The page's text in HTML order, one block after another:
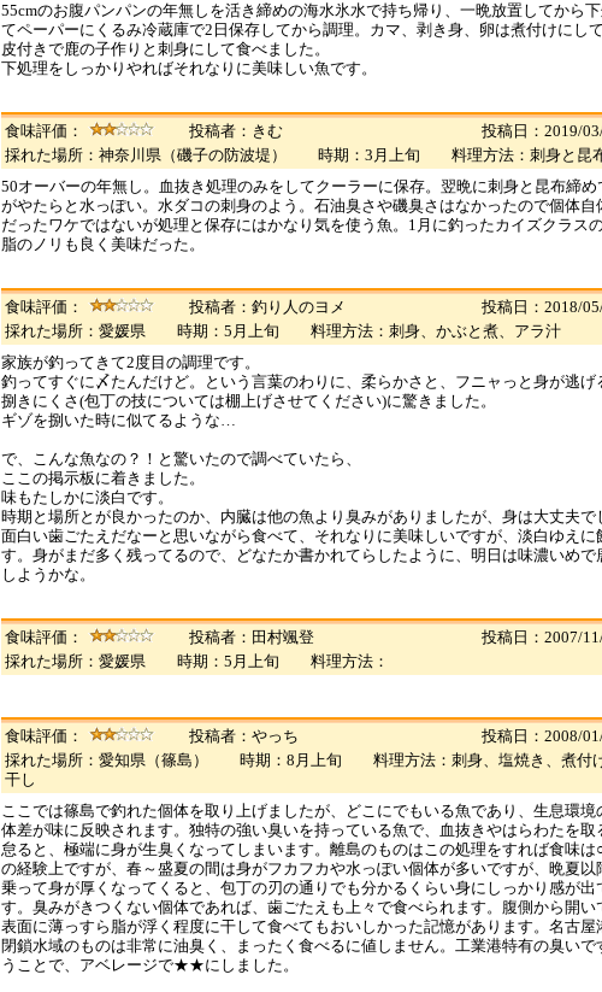
55cmのお腹パンパンの年無しを活き締めの海水氷水で持ち帰り、一晩放置してから
てペーパーにくるみ冷蔵庫で2日保存してから調理。カマ、剥き身、卵は煮付けにし
皮付きで鹿の子作りと刺身にして食べました。
下処理をしっかりやればそれなりに美味しい魚です。
食味評価： 投稿者：きむ
投稿日：2019/
採れた場所：神奈川県（磯子の防波堤） 時期：3月上旬 料理方法：刺身と昆
50オーバーの年無し。血抜き処理のみをしてクーラーに保存。翌晩に刺身と昆布締め
がやたらと水っぽい。水ダコの刺身のよう。石油臭さや磯臭さはなかったので個体自
だったワケではないが処理と保存にはかなり気を使う魚。1月に釣ったカイズクラス
脂のノリも良く美味だった。
食味評価： 投稿者：釣り人のヨメ
投稿日：2018/
採れた場所：愛媛県 時期：5月上旬 料理方法：刺身、かぶと煮、アラ汁
家族が釣ってきて2度目の調理です。
釣ってすぐに〆たんだけど。という言葉のわりに、柔らかさと、フニャっと身が逃げ
捌きにくさ(包丁の技については棚上げさせてください)に驚きました。
ギゾを捌いた時に似てるような…
で、こんな魚なの？！と驚いたので調べていたら、
ここの掲示板に着きました。
味もたしかに淡白です。
時期と場所とが良かったのか、内臓は他の魚より臭みがありましたが、身は大丈夫で
面白い歯ごたえだなーと思いながら食べて、それなりに美味しいですが、淡白ゆえに
す。身がまだ多く残ってるので、どなたか書かれてらしたように、明日は味濃いめで
しようかな。
食味評価： 投稿者：田村颯登
投稿日：2007/
採れた場所：愛媛県 時期：5月上旬 料理方法：
食味評価： 投稿者：やっち
投稿日：2008/
採れた場所：愛知県（篠島） 時期：8月上旬 料理方法：刺身、塩焼き、煮付
干し
ここでは篠島で釣れた個体を取り上げましたが、どこにでもいる魚であり、生息環境
体差が味に反映されます。独特の強い臭いを持っている魚で、血抜きやはらわたを取
怠ると、極端に身が生臭くなってしまいます。離島のものはこの処理をすれば食味は
の経験上ですが、春～盛夏の間は身がフカフカや水っぽい個体が多いですが、晩夏以
乗って身が厚くなってくると、包丁の刃の通りでも分かるくらい身にしっかり感が出
す。臭みがきつくない個体であれば、歯ごたえも上々で食べられます。腹側から開い
表面に薄っすら脂が浮く程度に干して食べてもおいしかった記憶があります。名古屋
閉鎖水域のものは非常に油臭く、まったく食べるに値しません。工業港特有の臭いで
うことで、アベレージで★★にしました。